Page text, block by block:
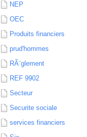
NEP
OEC
Produits financiers
prud'hommes
RÃ¨glement
REF 9902
Secteur
Securite sociale
services financiers